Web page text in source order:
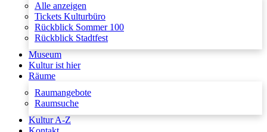
Alle anzeigen
Tickets Kulturbüro
Rückblick Sommer 100
Rückblick Stadtfest
Museum
Kultur ist hier
Räume
Raumangebote
Raumsuche
Kultur A-Z